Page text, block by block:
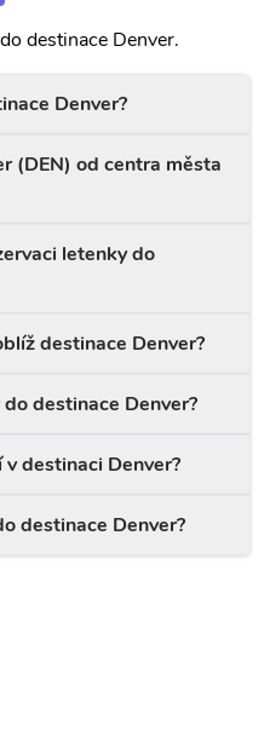
destinace Denver.
Denver?
(DEN) od centra města
letenky do
destinace Denver?
destinace Denver?
destinaci Denver?
destinace Denver?